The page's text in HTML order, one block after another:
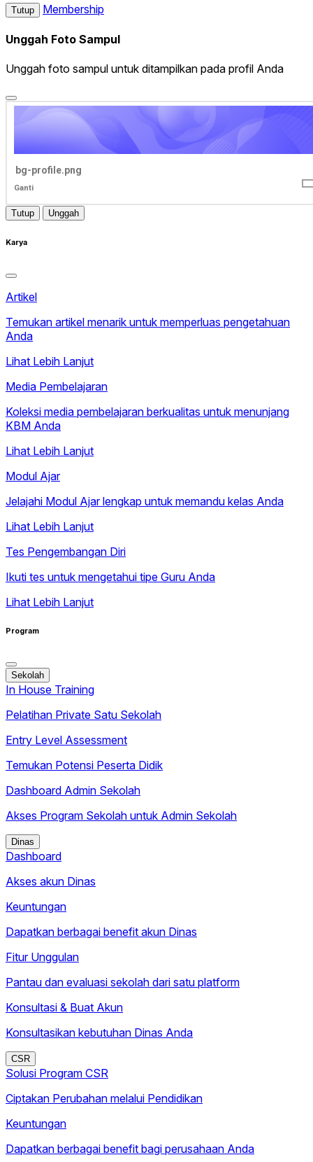
Tutup Membership
Unggah Foto Sampul
Unggah foto sampul untuk ditampilkan pada profil Anda
bg-profile.png
Ganti
Tutup Unggah
Karya
Artikel
Temukan artikel menarik untuk memperluas pengetahuan
Anda
Lihat Lebih Lanjut
Media Pembelajaran
Koleksi media pembelajaran berkualitas untuk menunjang
KBM Anda
Lihat Lebih Lanjut
Modul Ajar
Jelajahi Modul Ajar lengkap untuk memandu kelas Anda
Lihat Lebih Lanjut
Tes Pengembangan Diri
Ikuti tes untuk mengetahui tipe Guru Anda
Lihat Lebih Lanjut
Program
Sekolah
In House Training
Pelatihan Private Satu Sekolah
Entry Level Assessment
Temukan Potensi Peserta Didik
Dashboard Admin Sekolah
Akses Program Sekolah untuk Admin Sekolah
Dinas
Dashboard
Akses akun Dinas
Keuntungan
Dapatkan berbagai benefit akun Dinas
Fitur Unggulan
Pantau dan evaluasi sekolah dari satu platform
Konsultasi & Buat Akun
Konsultasikan kebutuhan Dinas Anda
CSR
Solusi Program CSR
Ciptakan Perubahan melalui Pendidikan
Keuntungan
Dapatkan berbagai benefit bagi perusahaan Anda